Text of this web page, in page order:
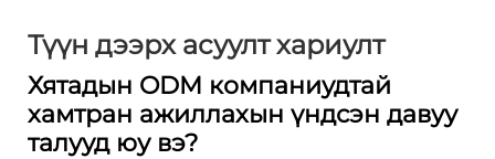
Түүн дээрх асуулт хариулт
Хятадын ODM компаниудтай
хамтран ажиллахын үндсэн давуу
талууд юу вэ?